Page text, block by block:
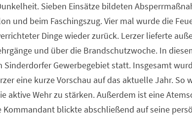
Sieben Einsätze bildeten
und beim Faschingszug. Vier mal wurde die
Dinge wieder zurück. Lerzer lieferte
und über die Brandschutzwoche. In
Sinderdorfer Gewerbegebiet statt. Insgesamt
eine kurze Vorschau auf das aktuelle Jahr.
aktive Wehr zu stärken. Außerdem ist eine
Kommandant blickte abschließend auf seine